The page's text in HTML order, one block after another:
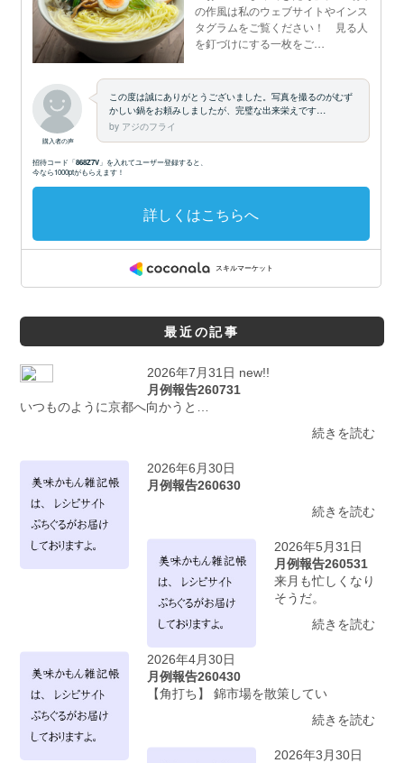
最近の記事
2026年7月31日 new!!
月例報告260731
いつものように京都へ向かうと…
続きを読む
2026年6月30日
月例報告260630
続きを読む
2026年5月31日
月例報告260531
来月も忙しくなり
そうだ。
続きを読む
2026年4月30日
月例報告260430
【角打ち】 錦市場を散策してい
続きを読む
2026年3月30日